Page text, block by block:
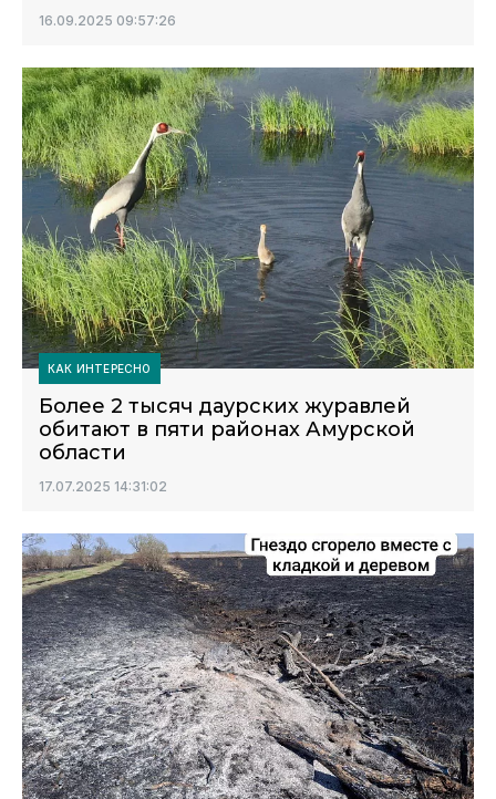
16.09.2025 09:57:26
КАК ИНТЕРЕСНО
Более 2 тысяч даурских журавлей
обитают в пяти районах Амурской
области
17.07.2025 14:31:02